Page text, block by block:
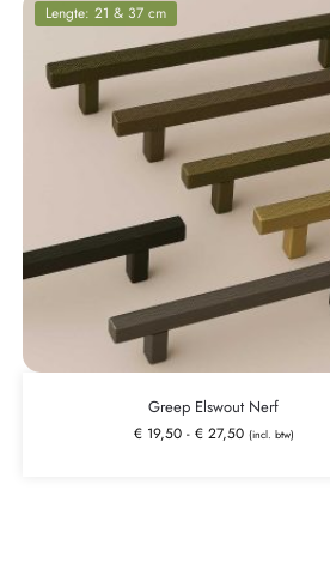
Lengte: 21 & 37 cm
Greep Elswout Nerf
€19,50 - €27,50 (incl. btw)